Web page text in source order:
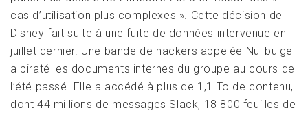
cas d’utilisation plus complexes ». Cette décision de
Disney fait suite à une fuite de données intervenue en
juillet dernier. Une bande de hackers appelée Nullbulge
a piraté les documents internes du groupe au cours de
l’été passé. Elle a accédé à plus de 1,1 To de contenu,
dont 44 millions de messages Slack, 18 800 feuilles de